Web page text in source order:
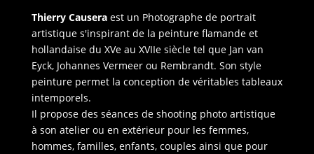
Thierry Causeraest un Photographe de portrait
artistique s'inspirant de la peinture flamande et
hollandaise du XVe au XVIIe siècle tel que Jan van
Eyck, Johannes Vermeer ou Rembrandt. Son style
peinture permet la conception de véritables tableaux
intemporels.
Il propose des séances de shooting photo artistique
à son atelier ou en extérieur pour les femmes,
hommes, familles, enfants, couples ainsi que pour